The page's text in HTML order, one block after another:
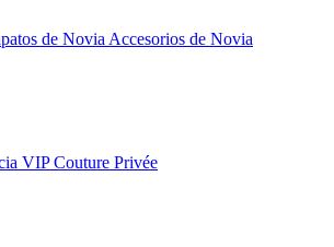
de Novia Accesorios de Novia
VIPCouture Privée